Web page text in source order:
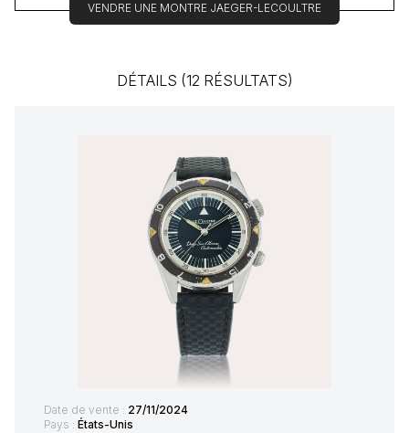
VENDRE UNE MONTRE JAEGER-LECOULTRE
DÉTAILS (12 RÉSULTATS)
Date de vente : 27/11/2024
Pays : États-Unis